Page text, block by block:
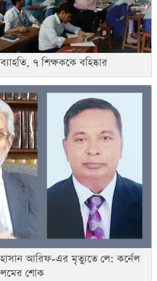
৭ শিক্ষককে বহিষ্কার
আরিফ-এর মৃত্যুতে লে: কর্নেল
শোক